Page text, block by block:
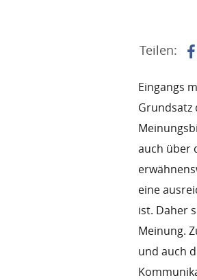
Teilen:
Eingangs
Grundsatz
auch über
eine
ist. Daher
Meinung.
und auch